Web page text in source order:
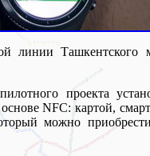
линии Ташкентского
проекта
NFC: картой,
можно